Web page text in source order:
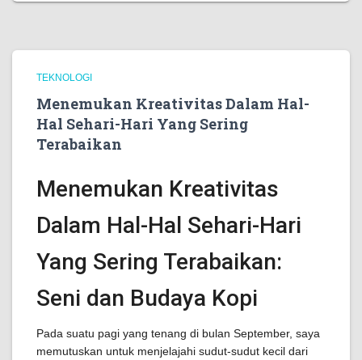
TEKNOLOGI
Menemukan Kreativitas Dalam Hal-
Hal Sehari-Hari Yang Sering
Terabaikan
Menemukan Kreativitas
Dalam Hal-Hal Sehari-Hari
Yang Sering Terabaikan:
Seni dan Budaya Kopi
Pada suatu pagi yang tenang di bulan September, saya
memutuskan untuk menjelajahi sudut-sudut kecil dari